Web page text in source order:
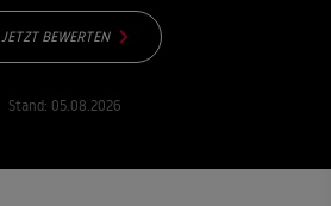
JETZT BEWERTEN
Stand: 05.08.2026